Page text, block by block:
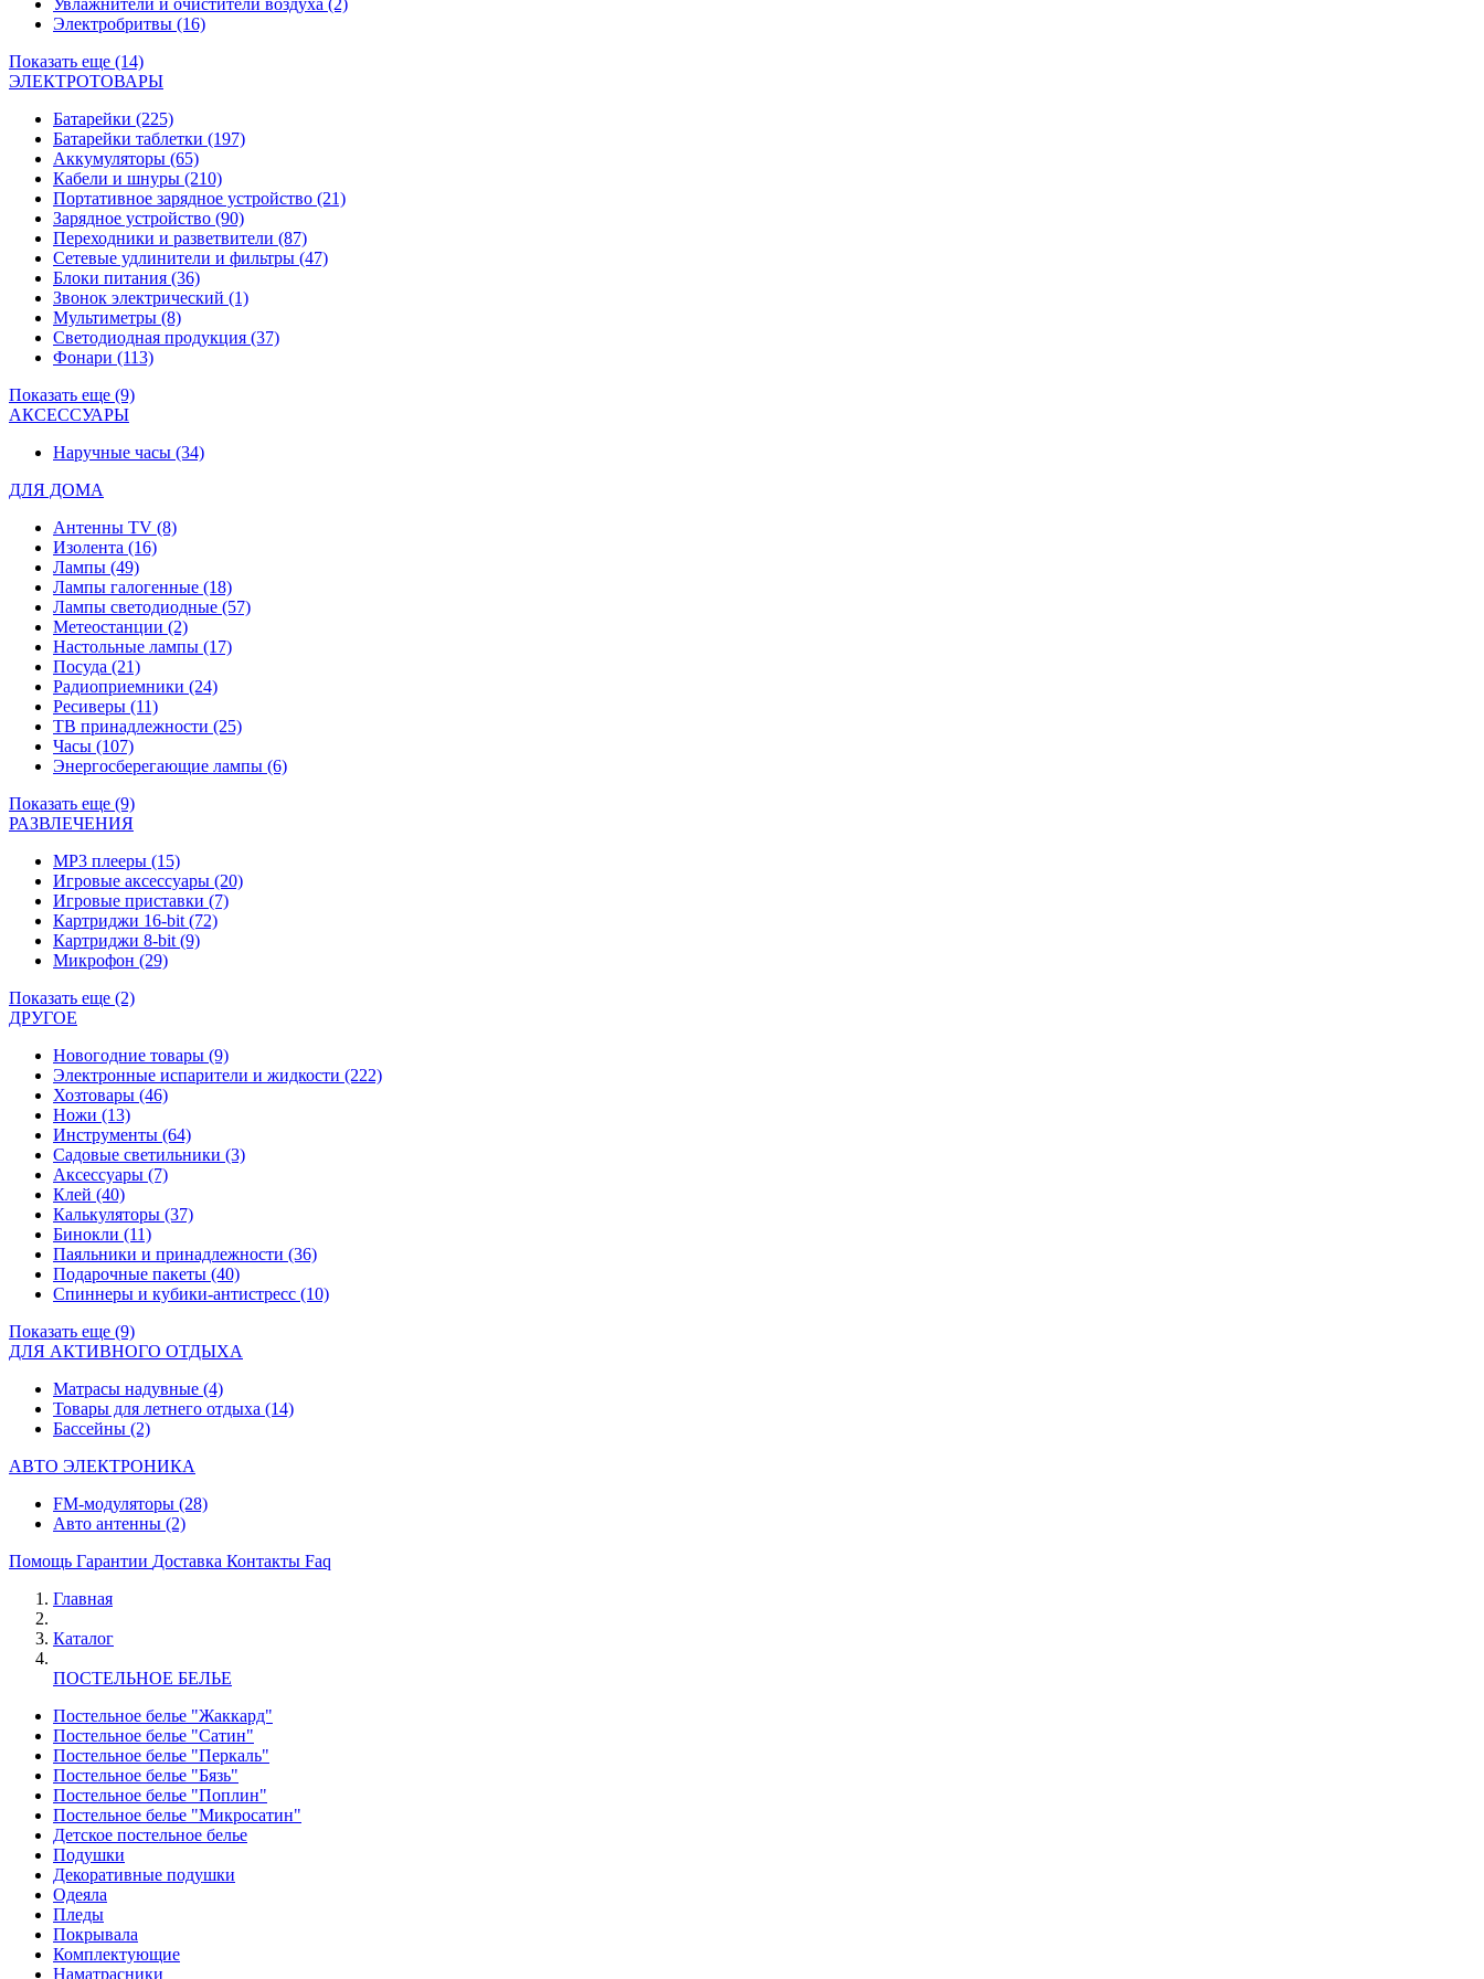
Увлажнители и очистители воздуха (2)
Электробритвы (16)
Показать еще (14)
ЭЛЕКТРОТОВАРЫ
Батарейки (225)
Батарейки таблетки (197)
Аккумуляторы (65)
Кабели и шнуры (210)
Портативное зарядное устройство (21)
Зарядное устройство (90)
Переходники и разветвители (87)
Сетевые удлинители и фильтры (47)
Блоки питания (36)
Звонок электрический (1)
Мультиметры (8)
Светодиодная продукция (37)
Фонари (113)
Показать еще (9)
АКСЕССУАРЫ
Наручные часы (34)
ДЛЯ ДОМА
Антенны TV (8)
Изолента (16)
Лампы (49)
Лампы галогенные (18)
Лампы светодиодные (57)
Метеостанции (2)
Настольные лампы (17)
Посуда (21)
Радиоприемники (24)
Ресиверы (11)
ТВ принадлежности (25)
Часы (107)
Энергосберегающие лампы (6)
Показать еще (9)
РАЗВЛЕЧЕНИЯ
MP3 плееры (15)
Игровые аксессуары (20)
Игровые приставки (7)
Картриджи 16-bit (72)
Картриджи 8-bit (9)
Микрофон (29)
Показать еще (2)
ДРУГОЕ
Новогодние товары (9)
Электронные испарители и жидкости (222)
Хозтовары (46)
Ножи (13)
Инструменты (64)
Садовые светильники (3)
Аксессуары (7)
Клей (40)
Калькуляторы (37)
Бинокли (11)
Паяльники и принадлежности (36)
Подарочные пакеты (40)
Спиннеры и кубики-антистресс (10)
Показать еще (9)
ДЛЯ АКТИВНОГО ОТДЫХА
Матрасы надувные (4)
Товары для летнего отдыха (14)
Бассейны (2)
АВТО ЭЛЕКТРОНИКА
FM-модуляторы (28)
Авто антенны (2)
Помощь Гарантии Доставка Контакты Faq
Главная
Каталог
ПОСТЕЛЬНОЕ БЕЛЬЕ
Постельное белье "Жаккард"
Постельное белье "Сатин"
Постельное белье "Перкаль"
Постельное белье "Бязь"
Постельное белье "Поплин"
Постельное белье "Микросатин"
Детское постельное белье
Подушки
Декоративные подушки
Одеяла
Пледы
Покрывала
Комплектующие
Наматрасники